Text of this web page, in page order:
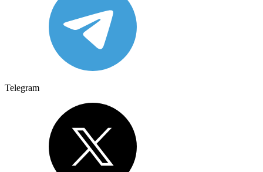
Telegram